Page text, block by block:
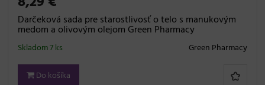
Darčeková sada pre starostlivosť o telo s manukovým
medom a olivovým olejom Green Pharmacy
Green Pharmacy
Skladom 7 ks
Do košíka